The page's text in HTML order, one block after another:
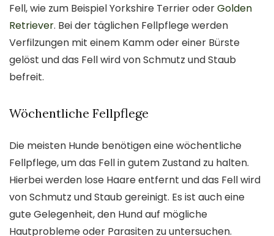
Fell, wie zum Beispiel Yorkshire Terrier oderGolden
Retriever. Bei der täglichen Fellpflege werden
Verfilzungen mit einem Kamm oder einer Bürste
gelöst und das Fell wird von Schmutz und Staub
befreit.
Wöchentliche Fellpflege
Die meisten Hunde benötigen eine wöchentliche
Fellpflege, um das Fell in gutem Zustand zu halten.
Hierbei werden lose Haare entfernt und das Fell wird
von Schmutz und Staub gereinigt. Es ist auch eine
gute Gelegenheit, den Hund auf mögliche
Hautprobleme oder Parasiten zu untersuchen.